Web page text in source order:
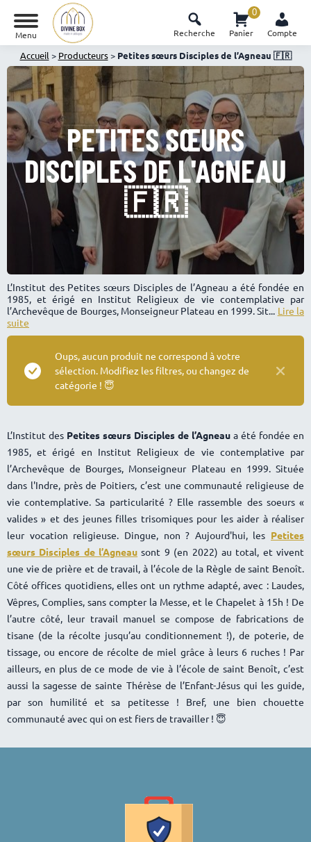
Menu Recherche Panier
0
Compte
Accueil > Producteurs> Petites sœurs Disciples de l’Agneau 🇫🇷
PETITES SŒURS
DISCIPLES DE L'AGNEAU
🇫🇷
L’Institut des Petites sœurs Disciples de l’Agneau a été fondée en
1985, et érigé en Institut Religieux de vie contemplative par
l’Archevêque de Bourges, Monseigneur Plateau en 1999. Sit... Lire la
suite
Oups, aucun produit ne correspond à votre
sélection. Modifiez les filtres, ou changez de
catégorie ! 😇
L’Institut des Petites sœurs Disciples de l’Agneau a été fondée en
1985, et érigé en Institut Religieux de vie contemplative par
l’Archevêque de Bourges, Monseigneur Plateau en 1999. Située
dans l'Indre, près de Poitiers, c’est une communauté religieuse de
vie contemplative. Sa particularité ? Elle rassemble des soeurs «
valides » et des jeunes filles trisomiques pour les aider à réaliser
leur vocation religieuse. Dingue, non ? Aujourd'hui, les Petites
sœurs Disciples de l’Agneau sont 9 (en 2022) au total, et vivent
une vie de prière et de travail, à l’école de la Règle de saint Benoît.
Côté offices quotidiens, elles ont un rythme adapté, avec : Laudes,
Vêpres, Complies, sans compter la Messe, et le Chapelet à 15h ! De
l’autre côté, leur travail manuel se compose de fabrications de
tisane (de la récolte jusqu’au conditionnement !), de poterie, de
tissage, ou encore de récolte de miel grâce à leurs 6 ruches ! Par
ailleurs, en plus de ce mode de vie à l’école de saint Benoît, c’est
aussi la sagesse de sainte Thérèse de l’Enfant-Jésus qui les guide,
par son humilité et sa petitesse ! Bref, une bien chouette
communauté avec qui on est fiers de travailler ! 😇